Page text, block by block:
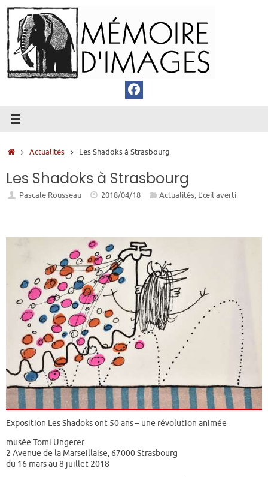
Passer
au
contenu
Accueil
Actualités Les Shadoks à Strasbourg
Les Shadoks à Strasbourg
Pascale Rousseau 2018/04/18 Actualités, L’œil averti
Exposition Les Shadoks ont 50 ans – une révolution animée
musée Tomi Ungerer
2 Avenue de la Marseillaise, 67000 Strasbourg
du 16 mars au 8 juillet 2018